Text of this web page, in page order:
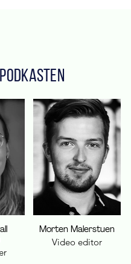
Morten Malerstuen
Video editor